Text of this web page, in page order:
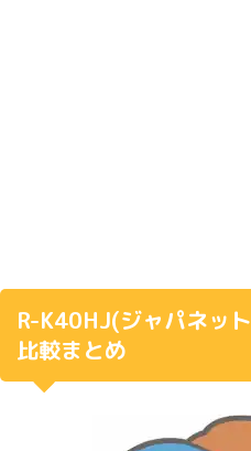
R-K40HJ(ジャパネット
比較まとめ